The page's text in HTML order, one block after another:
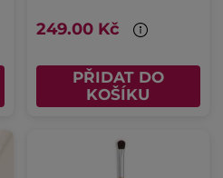
249.00 Kč
PŘIDAT DO
KOŠÍKU